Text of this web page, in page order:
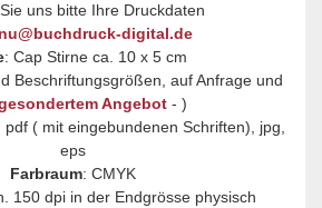
uns bitte Ihre Druckdaten
digital.de
: Cap Stirne ca. 10 x 5 cm
Beschriftungsgrößen, auf Anfrage und
Angebot - )
pdf ( mit eingebundenen Schriften), jpg,
eps
Farbraum: CMYK
150 dpi in der Endgrösse physisch